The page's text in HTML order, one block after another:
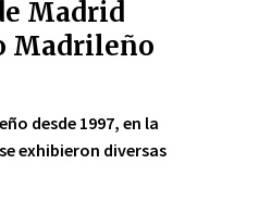
Madrid
Madrileño
desde 1997, en la
exhibieron diversas